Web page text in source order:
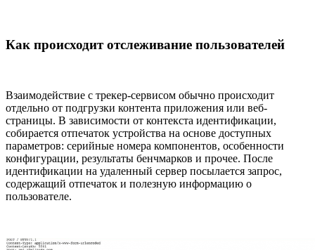
Как происходит отслеживание пользователей
Взаимодействие с трекер-сервисом обычно происходит
отдельно от подгрузки контента приложения или веб-
страницы. В зависимости от контекста идентификации,
собирается отпечаток устройства на основе доступных
параметров: серийные номера компонентов, особенности
конфигурации, результаты бенчмарков и прочее. После
идентификации на удаленный сервер посылается запрос,
содержащий отпечаток и полезную информацию о
пользователе.